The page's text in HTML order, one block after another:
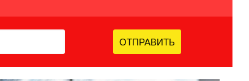
ОТПРАВИТЬ